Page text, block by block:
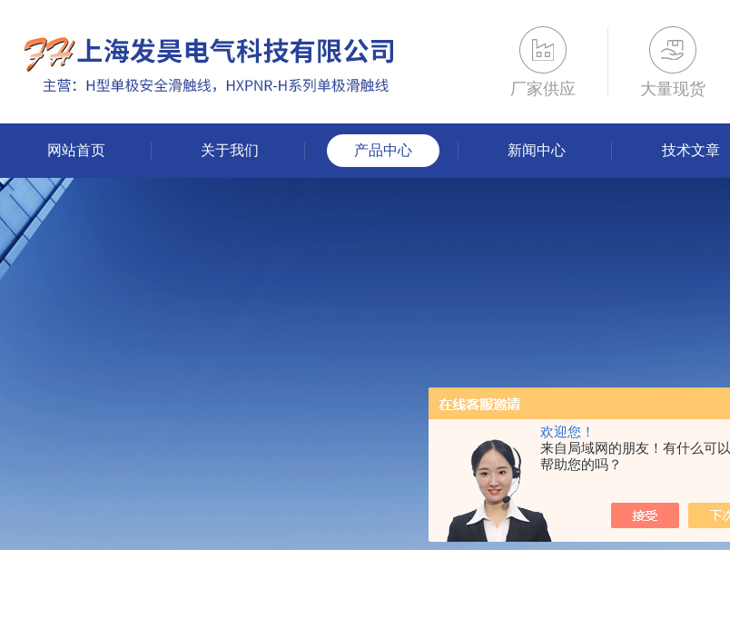
欢迎您！
来自局域网的朋友！有什么可以
帮助您的吗？
厂家供应 大量现货
网站首页 关于我们 产品中心 新闻中心 技术文章